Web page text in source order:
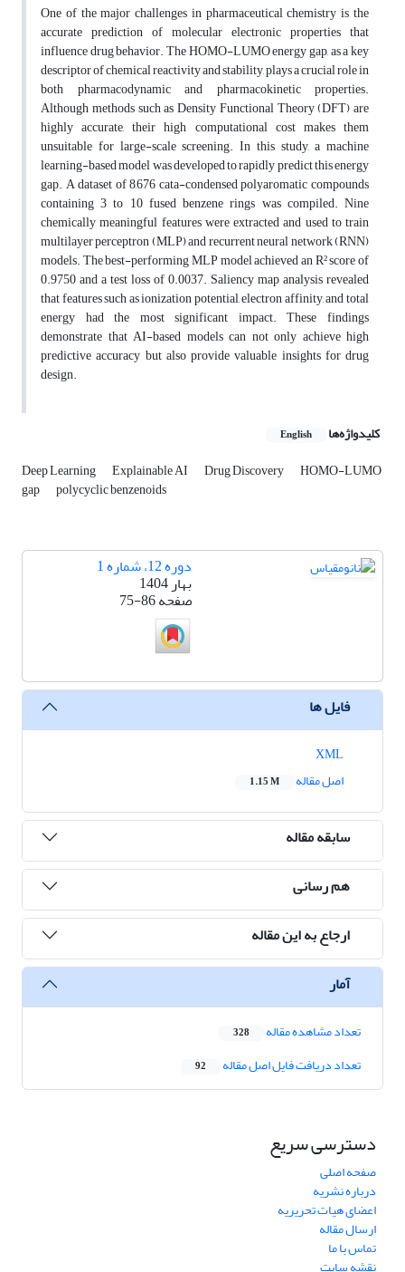
One of the major challenges in pharmaceutical chemistry is the
accurate prediction of molecular electronic properties that
influence drug behavior. The HOMO-LUMO energy gap, as a key
descriptor of chemical reactivity and stability, plays a crucial role in
both pharmacodynamic and pharmacokinetic properties.
Although methods such as Density Functional Theory (DFT) are
highly accurate, their high computational cost makes them
unsuitable for large-scale screening. In this study, a machine
learning-based model was developed to rapidly predict this energy
gap. A dataset of 8,676 cata-condensed polyaromatic compounds
containing 3 to 10 fused benzene rings was compiled. Nine
chemically meaningful features were extracted and used to train
multilayer perceptron (MLP) and recurrent neural network (RNN)
models. The best-performing MLP model achieved an R² score of
0.9750 and a test loss of 0.0037. Saliency map analysis revealed
that features such as ionization potential, electron affinity, and total
energy had the most significant impact. These findings
demonstrate that AI-based models can not only achieve high
predictive accuracy but also provide valuable insights for drug
design.
کلیدواژه‌ها English
Deep Learning Explainable AI Drug Discovery HOMO-LUMO
gap polycyclic benzenoids
دوره 12، شماره 1
بهار 1404
صفحه75-86
فایل ها
اصل مقاله
1.15 M
سابقه مقاله
هم رسانی
ارجاع به این مقاله
آمار
تعداد مشاهده مقاله 328
تعداد دریافت فایل اصل مقاله 92
دسترسی سریع
صفحه اصلی
درباره نشریه
اعضای هیات تحریریه
ارسال مقاله
تماس با ما